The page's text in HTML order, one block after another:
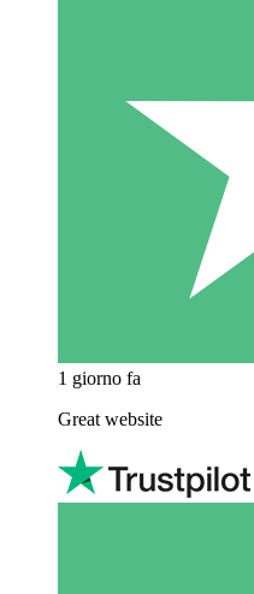
1 giorno fa
Great website